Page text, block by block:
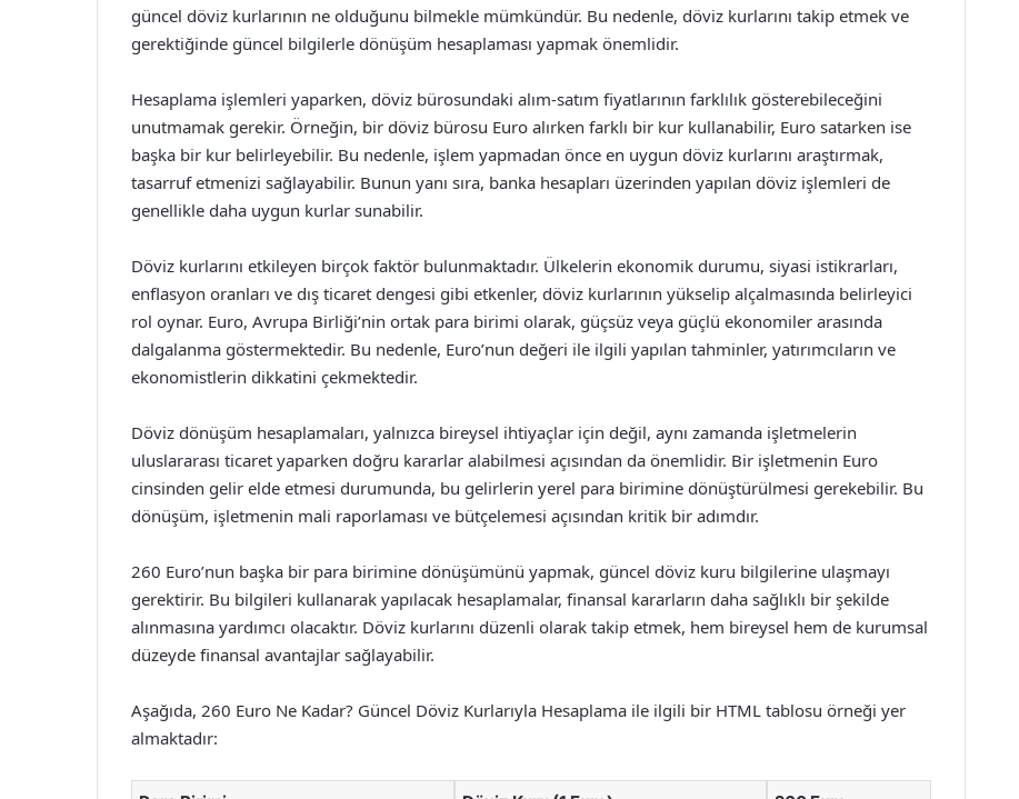
güncel döviz kurlarının ne olduğunu bilmekle mümkündür. Bu nedenle, döviz kurlarını takip etmek ve
gerektiğinde güncel bilgilerle dönüşüm hesaplaması yapmak önemlidir.
Hesaplama işlemleri yaparken, döviz bürosundaki alım-satım fiyatlarının farklılık gösterebileceğini
unutmamak gerekir. Örneğin, bir döviz bürosu Euro alırken farklı bir kur kullanabilir, Euro satarken ise
başka bir kur belirleyebilir. Bu nedenle, işlem yapmadan önce en uygun döviz kurlarını araştırmak,
tasarruf etmenizi sağlayabilir. Bunun yanı sıra, banka hesapları üzerinden yapılan döviz işlemleri de
genellikle daha uygun kurlar sunabilir.
Döviz kurlarını etkileyen birçok faktör bulunmaktadır. Ülkelerin ekonomik durumu, siyasi istikrarları,
enflasyon oranları ve dış ticaret dengesi gibi etkenler, döviz kurlarının yükselip alçalmasında belirleyici
rol oynar. Euro, Avrupa Birliği’nin ortak para birimi olarak, güçsüz veya güçlü ekonomiler arasında
dalgalanma göstermektedir. Bu nedenle, Euro’nun değeri ile ilgili yapılan tahminler, yatırımcıların ve
ekonomistlerin dikkatini çekmektedir.
Döviz dönüşüm hesaplamaları, yalnızca bireysel ihtiyaçlar için değil, aynı zamanda işletmelerin
uluslararası ticaret yaparken doğru kararlar alabilmesi açısından da önemlidir. Bir işletmenin Euro
cinsinden gelir elde etmesi durumunda, bu gelirlerin yerel para birimine dönüştürülmesi gerekebilir. Bu
dönüşüm, işletmenin mali raporlaması ve bütçelemesi açısından kritik bir adımdır.
260 Euro’nun başka bir para birimine dönüşümünü yapmak, güncel döviz kuru bilgilerine ulaşmayı
gerektirir. Bu bilgileri kullanarak yapılacak hesaplamalar, finansal kararların daha sağlıklı bir şekilde
alınmasına yardımcı olacaktır. Döviz kurlarını düzenli olarak takip etmek, hem bireysel hem de kurumsal
düzeyde finansal avantajlar sağlayabilir.
Aşağıda, 260 Euro Ne Kadar? Güncel Döviz Kurlarıyla Hesaplama ile ilgili bir HTML tablosu örneği yer
almaktadır: